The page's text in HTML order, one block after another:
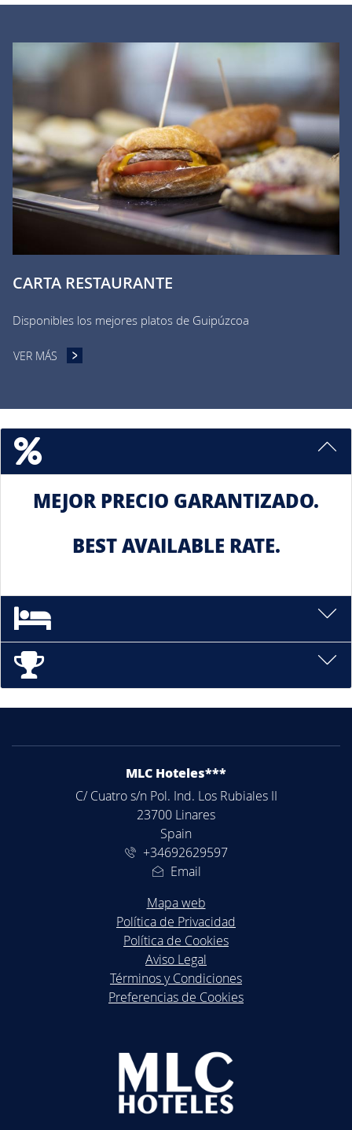
BANNERS
CARTA RESTAURANTE
Disponibles los mejores platos de Guipúzcoa​
VER MÁS CARTA RESTAURANTE
3 RAZONES PARA ALOJARSE CON
MEJOR PRECIO GARANTIZADO.
BEST AVAILABLE RATE.
MLC Hoteles***
C/ Cuatro s/n Pol. Ind. Los Rubiales II
23700 Linares
Spain
+34692629597
Email
Mapa web
Política de Privacidad
Política de Cookies
Aviso Legal
Términos y Condiciones
Preferencias de Cookies